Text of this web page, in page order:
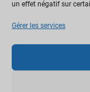
un effet négatif sur
Gérer les services